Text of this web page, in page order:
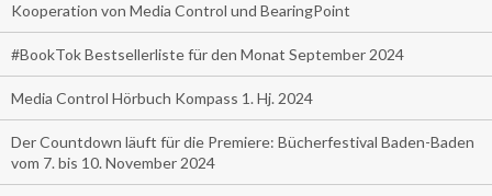
Kooperation von Media Control und BearingPoint
#BookTok Bestsellerliste für den Monat September 2024
Media Control Hörbuch Kompass 1. Hj. 2024
Der Countdown läuft für die Premiere: Bücherfestival Baden-Baden
vom 7. bis 10. November 2024